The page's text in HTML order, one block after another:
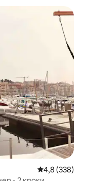
Середня
4,8 (338)